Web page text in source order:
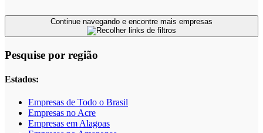
Pesquise por região
Estados:
Empresas de Todo o Brasil
Empresas no Acre
Empresas em Alagoas